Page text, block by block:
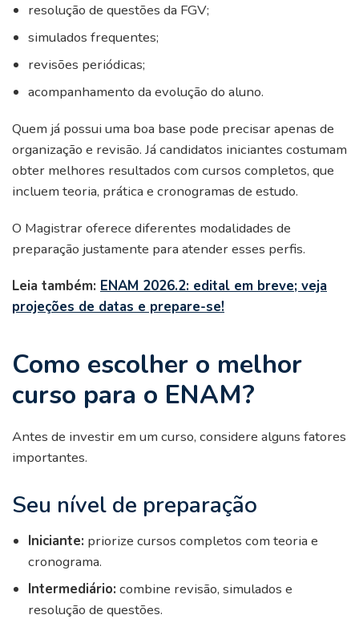
resolução de questões da FGV;
simulados frequentes;
revisões periódicas;
acompanhamento da evolução do aluno.
Quem já possui uma boa base pode precisar apenas de
organização e revisão. Já candidatos iniciantes costumam
obter melhores resultados com cursos completos, que
incluem teoria, prática e cronogramas de estudo.
O Magistrar oferece diferentes modalidades de
preparação justamente para atender esses perfis.
Leia também: ENAM 2026.2: edital em breve; veja
projeções de datas e prepare-se!
Como escolher o melhor
curso para o ENAM?
Antes de investir em um curso, considere alguns fatores
importantes.
Seu nível de preparação
Iniciante: priorize cursos completos com teoria e
cronograma.
Intermediário: combine revisão, simulados e
resolução de questões.